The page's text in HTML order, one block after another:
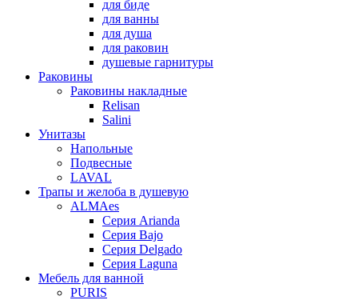
для биде
для ванны
для душа
для раковин
душевые гарнитуры
Раковины
Раковины накладные
Relisan
Salini
Унитазы
Напольные
Подвесные
LAVAL
Трапы и желоба в душевую
ALMAes
Серия Arianda
Серия Bajo
Серия Delgado
Серия Laguna
Мебель для ванной
PURIS